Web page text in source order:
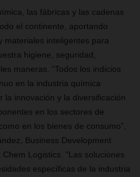
las fábricas y las cadenas
el continente, aportando
materiales inteligentes para
higiene, seguridad,
maneras. “Todos los indicios
en la industria química
la innovación y la diversificación
en los sectores de
en los bienes de consumo”,
Business Development
Logistics. “Las soluciones
específicas de la industria